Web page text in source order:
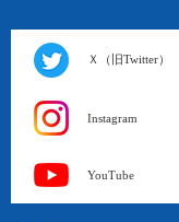
Ｘ（旧Twitter）
Instagram
YouTube